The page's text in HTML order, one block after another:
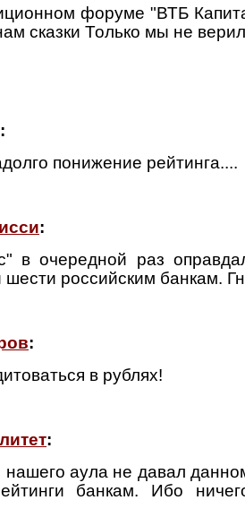
форуме "ВТБ
сказки Только мы не
:
понижение рейтинга....
:
в очередной раз
шести российским банкам.
:
в рублях!
:
аула не давал
банкам. Ибо